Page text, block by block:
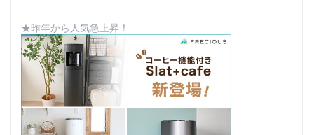
★昨年から人気急上昇！